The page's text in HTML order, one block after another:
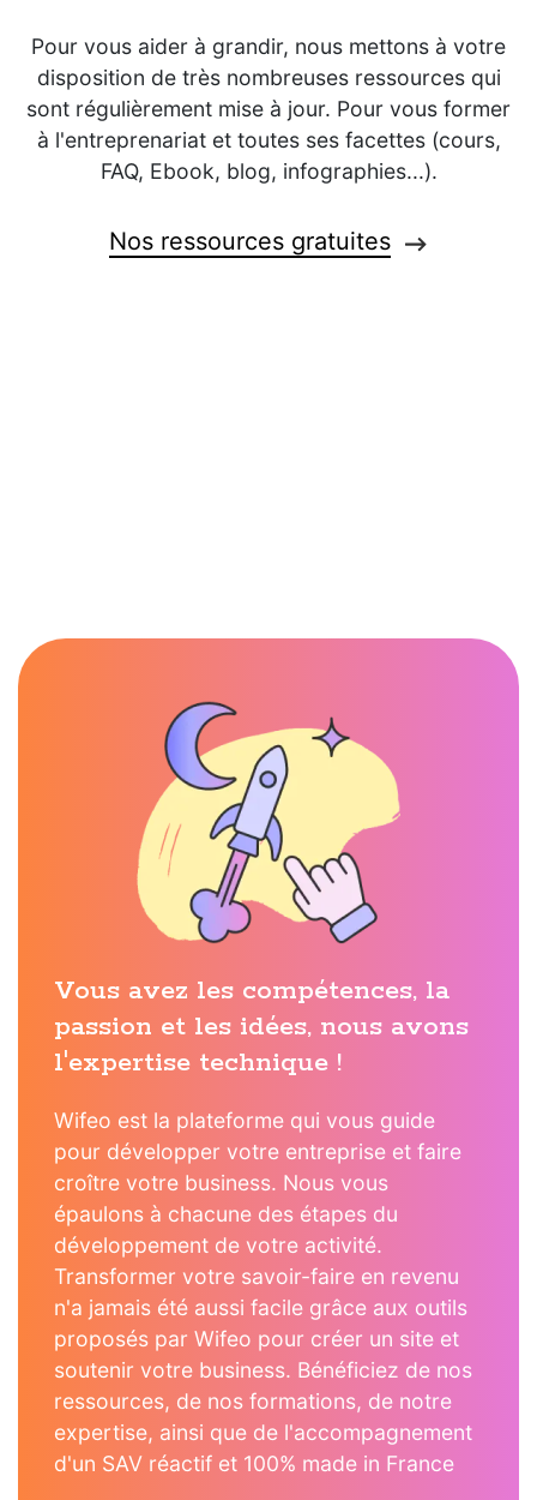
Pour vous aider à grandir, nous mettons à votre
disposition de très nombreuses ressources qui
sont régulièrement mise à jour. Pour vous former
à l'entreprenariat et toutes ses facettes (cours,
FAQ, Ebook, blog, infographies...).
Nos ressources gratuites
Vous avez les compétences, la
passion et les idées, nous avons
l'expertise technique !
Wifeo est la plateforme qui vous guide
pour développer votre entreprise et faire
croître votre business. Nous vous
épaulons à chacune des étapes du
développement de votre activité.
Transformer votre savoir-faire en revenu
n'a jamais été aussi facile grâce aux outils
proposés par Wifeo pour créer un site et
soutenir votre business. Bénéficiez de nos
ressources, de nos formations, de notre
expertise, ainsi que de l'accompagnement
d'un SAV réactif et 100% made in France